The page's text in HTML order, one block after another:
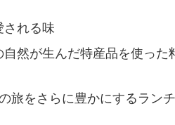
れる味
然が生んだ特産品を使った
旅をさらに豊かにするラン